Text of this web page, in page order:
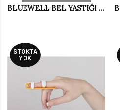
BLUEWELL BEL YASTIĞI E.FLEKS VG005_E
STOKTA
YOK